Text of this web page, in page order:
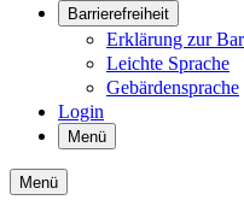
Barrierefreiheit
Erklärung zur
Leichte Sprache
Gebärdensprache
Login
Menü
Menü